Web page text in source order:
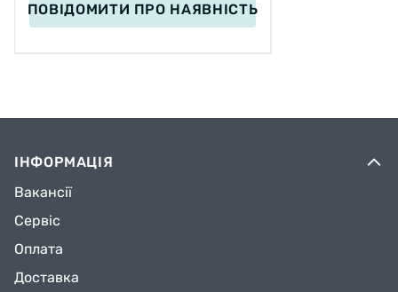
ПОВІДОМИТИ ПРО НАЯВНІСТЬ
ІНФОРМАЦІЯ
Вакансії
Сервіс
Оплата
Доставка